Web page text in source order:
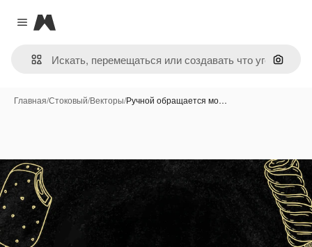
Close menu
Magnific
Поиск
Главная/Стоковый/Векторы/Ручной обращается мо…